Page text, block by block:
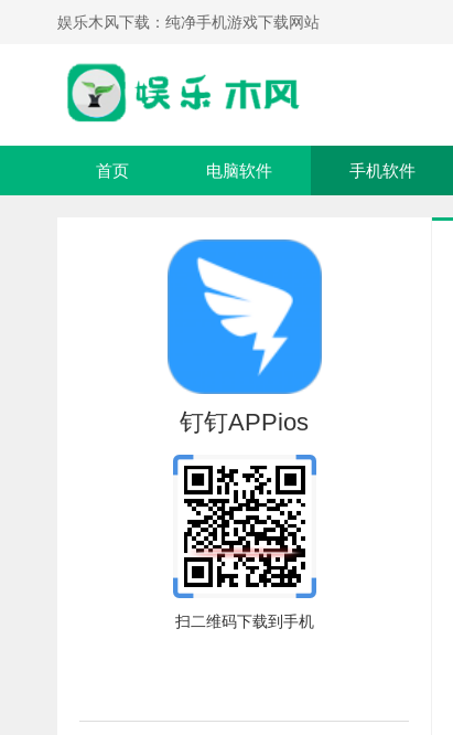
娱乐木风下载：纯净手机游戏下载网站
首页 电脑软件 手机软件
钉钉APPios
扫二维码下载到手机